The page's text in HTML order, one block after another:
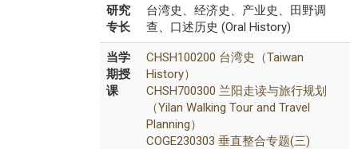
研究
专长
台湾史、经济史、产业史、田野调
查、口述历史 (Oral History)
当学
期授
课
CHSH100200 台湾史（Taiwan
History）
CHSH700300 兰阳走读与旅行规划
（Yilan Walking Tour and Travel
Planning）
COGE230303 垂直整合专题(三)